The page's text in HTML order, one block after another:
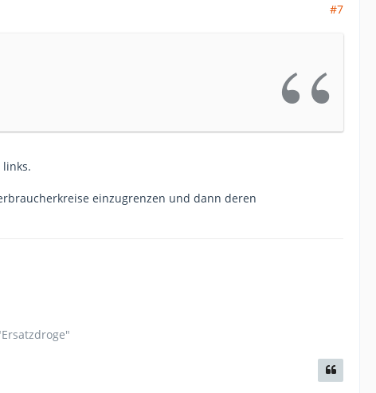
#7
einzugrenzen und dann deren